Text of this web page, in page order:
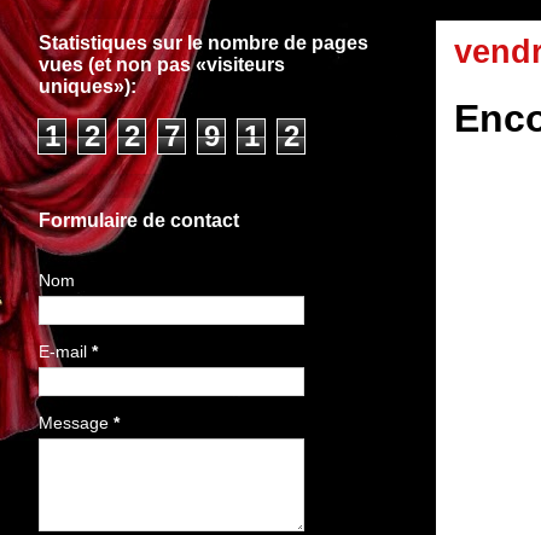
Statistiques sur le nombre de pages
vues (et non pas «visiteurs
uniques»):
1 2 2 7 9 1 2
Formulaire de contact
Nom
E-mail *
Message *